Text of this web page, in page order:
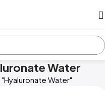
Water
Water"